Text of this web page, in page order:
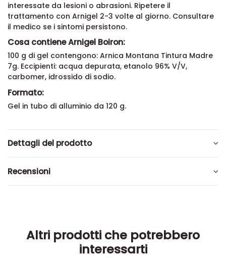
interessate da lesioni o abrasioni. Ripetere il
trattamento con Arnigel 2-3 volte al giorno. Consultare
il medico se i sintomi persistono.
Cosa contiene Arnigel Boiron:
100 g di gel contengono: Arnica Montana Tintura Madre
7g. Eccipienti: acqua depurata, etanolo 96% V/V,
carbomer, idrossido di sodio.
Formato:
Gel in tubo di alluminio da 120 g.
Dettagli del prodotto
Recensioni
Altri prodotti che potrebbero
interessarti